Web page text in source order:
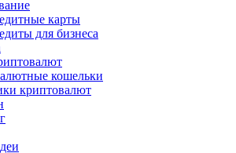
карты
для бизнеса
кошельки
криптовалют